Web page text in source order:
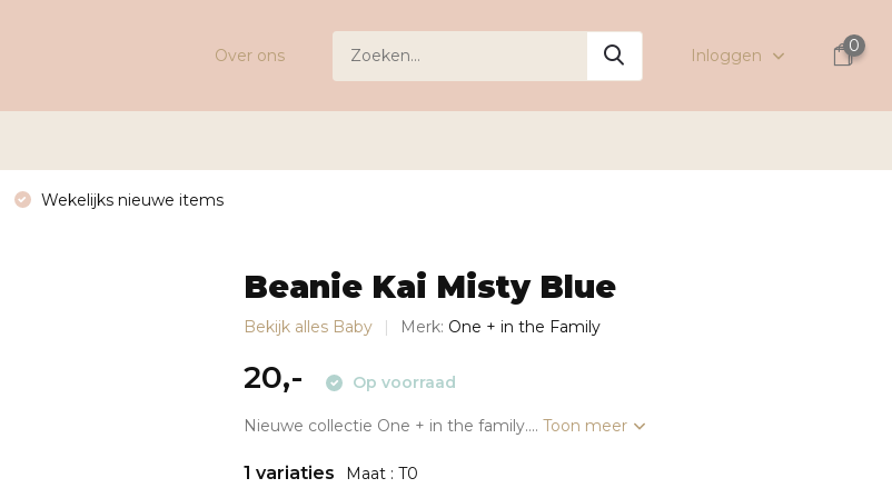
Over ons Inloggen
0
Wekelijks nieuwe items
Beanie Kai Misty Blue
Bekijk alles Baby Merk: One + in the Family
20,- Op voorraad
Nieuwe collectie One + in the family....Toon meer
1 variaties Maat : T0